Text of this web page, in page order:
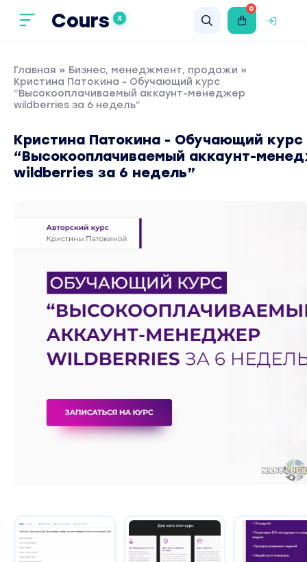
Cours X
0
Главная » Бизнес, менеджмент, продажи »
Кристина Патокина - Обучающий курс
“Высокооплачиваемый аккаунт-менеджер
wildberries за 6 недель”
Кристина Патокина - Обучающий курс
“Высокооплачиваемый аккаунт-
wildberries за 6 недель”